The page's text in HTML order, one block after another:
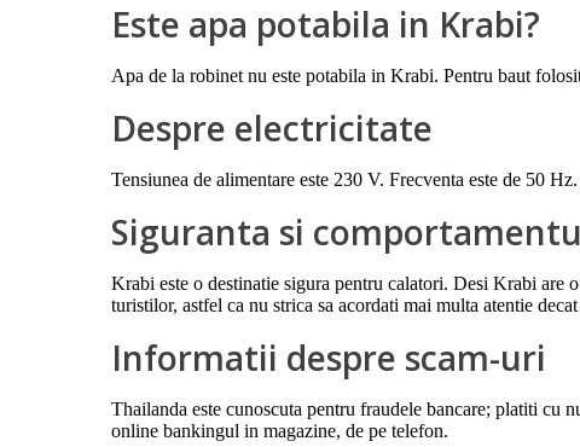
Este apa potabila in Krabi?
Apa de la robinet nu este potabila in Krabi. Pentru baut
Despre electricitate
Tensiunea de alimentare este 230 V. Frecventa este de 50
Siguranta si
Krabi este o destinatie sigura pentru calatori. Desi Krabi are
turistilor, astfel ca nu strica sa acordati mai multa atentie
Informatii despre scam-uri
Thailanda este cunoscuta pentru fraudele bancare; platiti cu
online bankingul in magazine, de pe telefon.